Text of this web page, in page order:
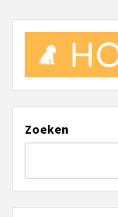
Zoeken